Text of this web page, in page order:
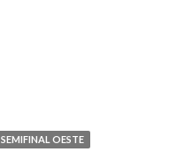
SEMIFINAL OESTE